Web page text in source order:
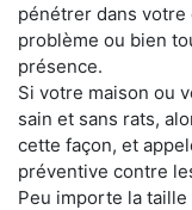
pénétrer dans
problème ou bien
présence.
Si votre maison ou
sain et sans rats,
cette façon, et
préventive contre
Peu importe la